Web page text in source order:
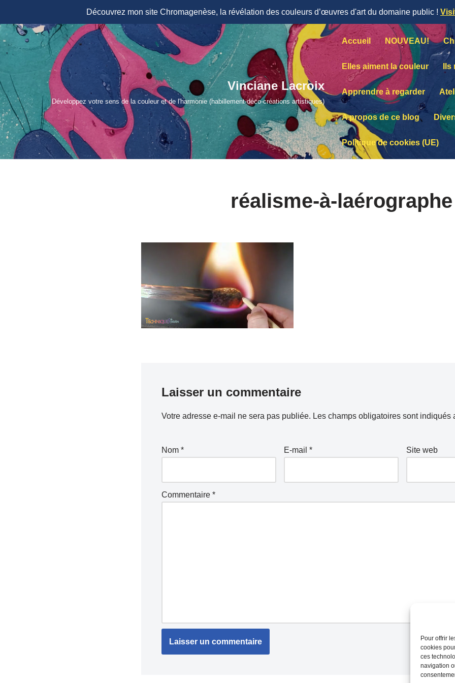
Pour offrir
cookies
ces
navigation
Découvrez mon site Chromagenèse, la révélation des couleurs d’œuvres d'art du domaine public !
Aller
contenu
Vinciane Lacroix
Développez votre sens de la couleur et de l'harmonie (habillement-déco-créations artistiques)
Accueil NOUVEAU!
Elles aiment la couleur
Apprendre à regarder
A propos de ce blog
Politique de cookies (UE)
réalisme-à-laérographe
Laisser un commentaire
Votre adresse e-mail ne sera pas publiée. Les champs obligatoires sont indiqués
Nom * E-mail * Site web
Commentaire *